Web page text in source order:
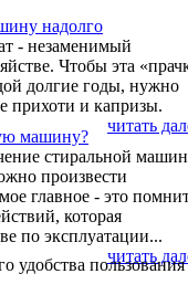
надолго
- незаменимый
Чтобы эта
долгие годы, нужно
прихоти и капризы.
читать
машину?
стиральной
произвести
главное - это
которая
по эксплуатации...
читать
удобства